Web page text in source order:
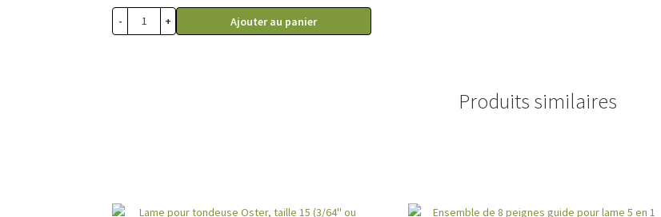
- + Ajouter au panier
Produits similaires